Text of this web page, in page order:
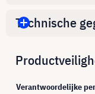
Technische
Verantwoordelijke